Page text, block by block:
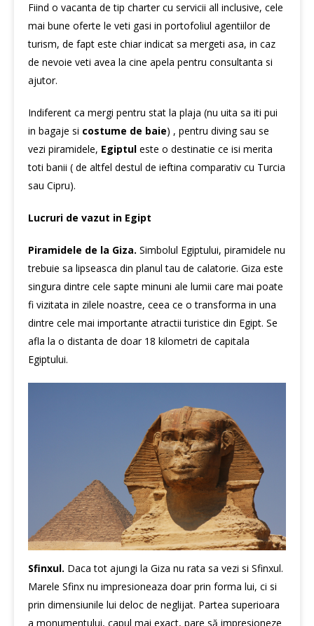
Fiind o vacanta de tip charter cu servicii all inclusive, cele
mai bune oferte le veti gasi in portofoliul agentiilor de
turism, de fapt este chiar indicat sa mergeti asa, in caz
de nevoie veti avea la cine apela pentru consultanta si
ajutor.
Indiferent ca mergi pentru stat la plaja (nu uita sa iti pui
in bagaje si costume de baie) , pentru diving sau se
vezi piramidele, Egiptul este o destinatie ce isi merita
toti banii ( de altfel destul de ieftina comparativ cu Turcia
sau Cipru).
Lucruri de vazut in Egipt
Piramidele de la Giza. Simbolul Egiptului, piramidele nu
trebuie sa lipseasca din planul tau de calatorie. Giza este
singura dintre cele sapte minuni ale lumii care mai poate
fi vizitata in zilele noastre, ceea ce o transforma in una
dintre cele mai importante atractii turistice din Egipt. Se
afla la o distanta de doar 18 kilometri de capitala
Egiptului.
Sfinxul. Daca tot ajungi la Giza nu rata sa vezi si Sfinxul.
Marele Sfinx nu impresioneaza doar prin forma lui, ci si
prin dimensiunile lui deloc de neglijat. Partea superioara
a monumentului, capul mai exact, pare să impresioneze